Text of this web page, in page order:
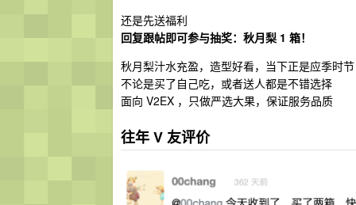
还是先送福利
回复跟帖即可参与抽奖：秋月梨 1 箱！
秋月梨汁水充盈，造型好看，当下正是应季时节
不论是买了自己吃，或者送人都是不错选择
面向 V2EX ，只做严选大果，保证服务品质
往年 V 友评价